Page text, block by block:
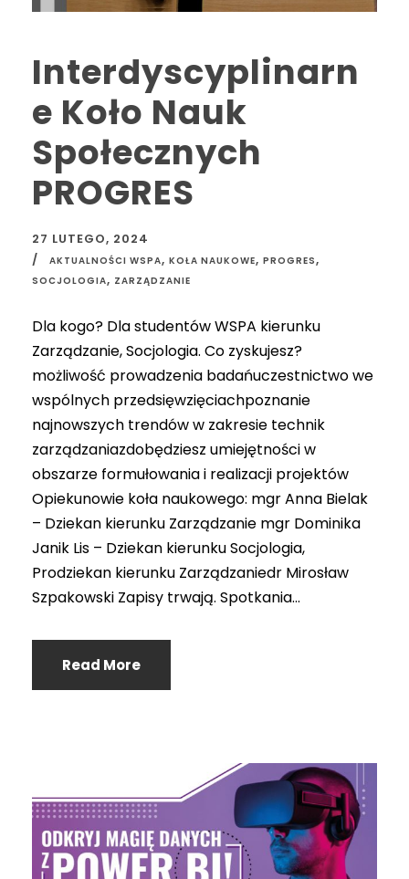
Interdyscyplinarn
e Koło Nauk
Społecznych
PROGRES
27 LUTEGO, 2024
AKTUALNOŚCI WSPA, KOŁA NAUKOWE, PROGRES,
SOCJOLOGIA, ZARZĄDZANIE
Dla kogo? Dla studentów WSPA kierunku
Zarządzanie, Socjologia. Co zyskujesz?
możliwość prowadzenia badańuczestnictwo we
wspólnych przedsięwzięciachpoznanie
najnowszych trendów w zakresie technik
zarządzaniazdobędziesz umiejętności w
obszarze formułowania i realizacji projektów
Opiekunowie koła naukowego: mgr Anna Bielak
– Dziekan kierunku Zarządzanie mgr Dominika
Janik Lis – Dziekan kierunku Socjologia,
Prodziekan kierunku Zarządzaniedr Mirosław
Szpakowski Zapisy trwają. Spotkania...
Read More